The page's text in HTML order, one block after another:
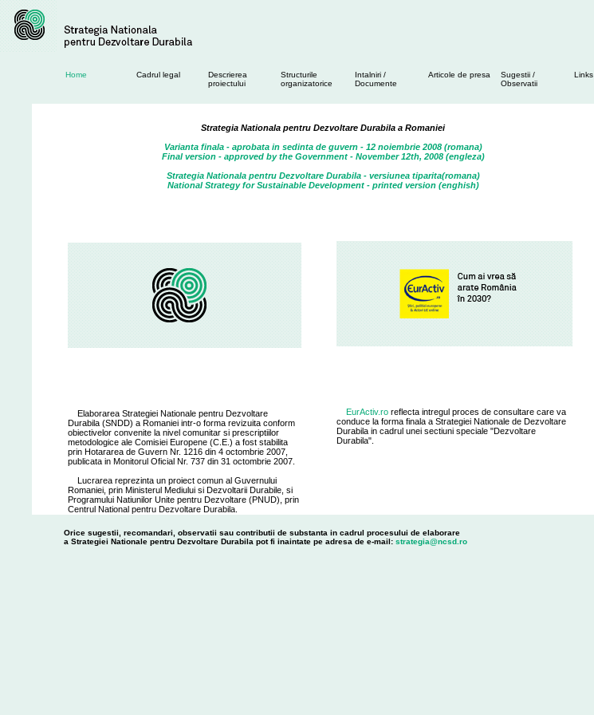
Home Cadrul legal
Descrierea
proiectului
Structurile
organizatorice
Intalniri /
Documente
Articole de presa
Sugestii /
Observatii
Links
Strategia Nationala pentru Dezvoltare Durabila a Romaniei
Varianta finala - aprobata in sedinta de guvern - 12 noiembrie 2008 (romana)
Final version - approved by the Government - November 12th, 2008 (engleza)
Strategia Nationala pentru Dezvoltare Durabila - versiunea tiparita(romana)
National Strategy for Sustainable Development - printed version (enghish)
Elaborarea Strategiei Nationale pentru Dezvoltare
Durabila (SNDD) a Romaniei intr-o forma revizuita conform
obiectivelor convenite la nivel comunitar si prescriptiilor
metodologice ale Comisiei Europene (C.E.) a fost stabilita
prin Hotararea de Guvern Nr. 1216 din 4 octombrie 2007,
publicata in Monitorul Oficial Nr. 737 din 31 octombrie 2007.
Lucrarea reprezinta un proiect comun al Guvernului
Romaniei, prin Ministerul Mediului si Dezvoltarii Durabile, si
Programului Natiunilor Unite pentru Dezvoltare (PNUD), prin
Centrul National pentru Dezvoltare Durabila.
EurActiv.ro reflecta intregul proces de consultare care va
conduce la forma finala a Strategiei Nationale de Dezvoltare
Durabila in cadrul unei sectiuni speciale "Dezvoltare
Durabila".
Orice sugestii, recomandari, observatii sau contributii de substanta in cadrul procesului de elaborare
a Strategiei Nationale pentru Dezvoltare Durabila pot fi inaintate pe adresa de e-mail: strategia@ncsd.ro